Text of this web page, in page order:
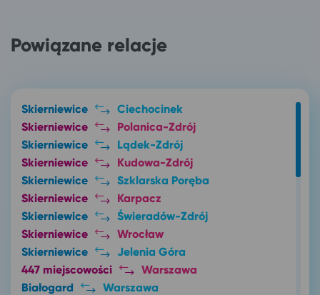
Powiązane relacje
Skierniewice
Ciechocinek
Skierniewice
Polanica-Zdrój
Skierniewice
Lądek-Zdrój
Skierniewice
Kudowa-Zdrój
Skierniewice
Szklarska Poręba
Skierniewice
Karpacz
Skierniewice
Świeradów-Zdrój
Skierniewice
Wrocław
Skierniewice
Jelenia Góra
447 miejscowości
Warszawa
Białogard
Warszawa